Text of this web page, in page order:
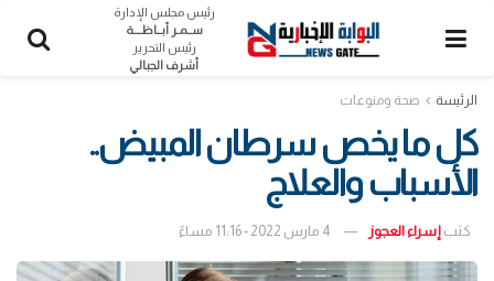
رئيس مجلس الإدارة
ســمـر أبــاظــــة
رئيس التحرير
أشرف الجبالي
الرئيسة صحة ومنوعات
كل ما يخص سرطان المبيض..
الأسباب والعلاج
كتب إسراء العجوز 4 مارس 2022 - 11:16 مساءً